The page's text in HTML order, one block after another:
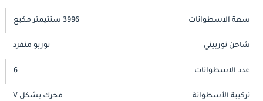
سعة الاسطوانات 3996 سنتيمتر مكبع
شاحن توربيني توربو منفرد
عدد الاسطوانات 6
تركيبة الأسطوانة محرك بشكل V